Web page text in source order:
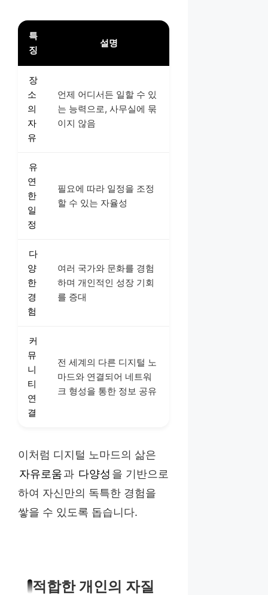
특
징
설명
장
소
의
자
유
언제 어디서든 일할 수 있
는 능력으로, 사무실에 묶
이지 않음
유
연
한
일
정
필요에 따라 일정을 조정
할 수 있는 자율성
다
양
한
경
험
여러 국가와 문화를 경험
하며 개인적인 성장 기회
를 증대
커
뮤
니
티
연
결
전 세계의 다른 디지털 노
마드와 연결되어 네트워
크 형성을 통한 정보 공유
이처럼 디지털 노마드의 삶은
자유로움과 다양성 을 기반으로
하여 자신만의 독특한 경험을
쌓을 수 있도록 돕습니다.
적합한 개인의 자질